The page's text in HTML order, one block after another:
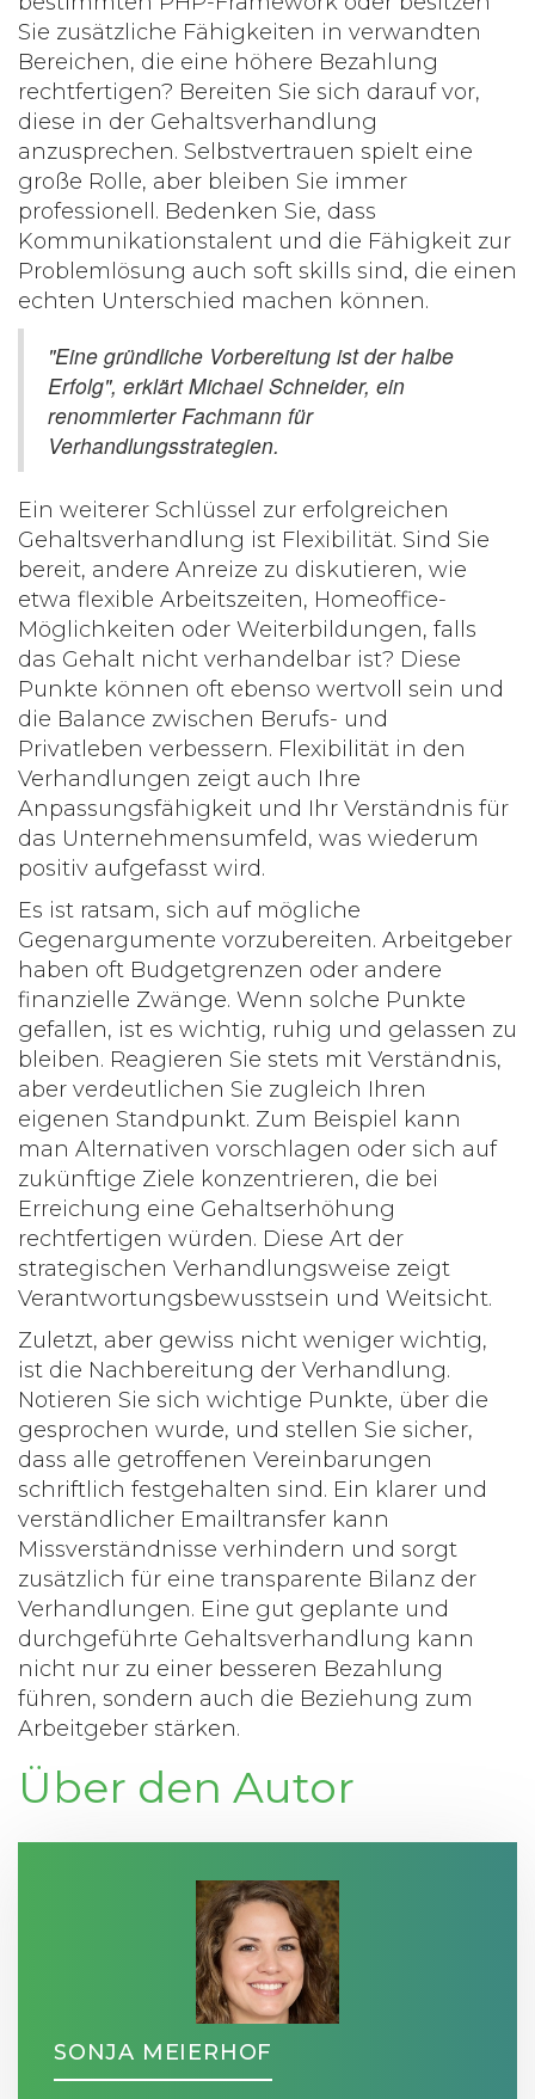
Sie zusätzliche Fähigkeiten in verwandten
Bereichen, die eine höhere Bezahlung
rechtfertigen? Bereiten Sie sich darauf vor,
diese in der Gehaltsverhandlung
anzusprechen. Selbstvertrauen spielt eine
große Rolle, aber bleiben Sie immer
professionell. Bedenken Sie, dass
Kommunikationstalent und die Fähigkeit zur
Problemlösung auch soft skills sind, die einen
echten Unterschied machen können.
"Eine gründliche Vorbereitung ist der halbe
Erfolg", erklärt Michael Schneider, ein
renommierter Fachmann für
Verhandlungsstrategien.
Ein weiterer Schlüssel zur erfolgreichen
Gehaltsverhandlung ist Flexibilität. Sind Sie
bereit, andere Anreize zu diskutieren, wie
etwa flexible Arbeitszeiten, Homeoffice-
Möglichkeiten oder Weiterbildungen, falls
das Gehalt nicht verhandelbar ist? Diese
Punkte können oft ebenso wertvoll sein und
die Balance zwischen Berufs- und
Privatleben verbessern. Flexibilität in den
Verhandlungen zeigt auch Ihre
Anpassungsfähigkeit und Ihr Verständnis für
das Unternehmensumfeld, was wiederum
positiv aufgefasst wird.
Es ist ratsam, sich auf mögliche
Gegenargumente vorzubereiten. Arbeitgeber
haben oft Budgetgrenzen oder andere
finanzielle Zwänge. Wenn solche Punkte
gefallen, ist es wichtig, ruhig und gelassen zu
bleiben. Reagieren Sie stets mit Verständnis,
aber verdeutlichen Sie zugleich Ihren
eigenen Standpunkt. Zum Beispiel kann
man Alternativen vorschlagen oder sich auf
zukünftige Ziele konzentrieren, die bei
Erreichung eine Gehaltserhöhung
rechtfertigen würden. Diese Art der
strategischen Verhandlungsweise zeigt
Verantwortungsbewusstsein und Weitsicht.
Zuletzt, aber gewiss nicht weniger wichtig,
ist die Nachbereitung der Verhandlung.
Notieren Sie sich wichtige Punkte, über die
gesprochen wurde, und stellen Sie sicher,
dass alle getroffenen Vereinbarungen
schriftlich festgehalten sind. Ein klarer und
verständlicher Emailtransfer kann
Missverständnisse verhindern und sorgt
zusätzlich für eine transparente Bilanz der
Verhandlungen. Eine gut geplante und
durchgeführte Gehaltsverhandlung kann
nicht nur zu einer besseren Bezahlung
führen, sondern auch die Beziehung zum
Arbeitgeber stärken.
Über den Autor
SONJA MEIERHOF